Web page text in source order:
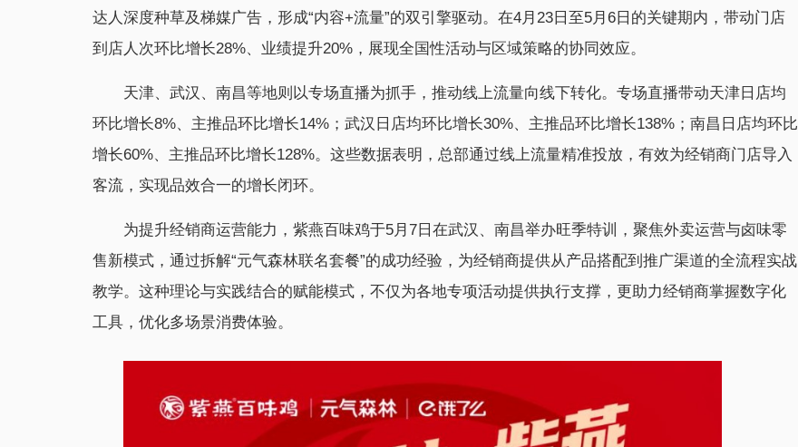
达人深度种草及梯媒广告，形成“内容+流量”的双引擎驱动。在4月23日至5月6日的关键期内，带动门店
到店人次环比增长28%、业绩提升20%，展现全国性活动与区域策略的协同效应。
天津、武汉、南昌等地则以专场直播为抓手，推动线上流量向线下转化。专场直播带动天津日店均
环比增长8%、主推品环比增长14%；武汉日店均环比增长30%、主推品环比增长138%；南昌日店均环比
增长60%、主推品环比增长128%。这些数据表明，总部通过线上流量精准投放，有效为经销商门店导入
客流，实现品效合一的增长闭环。
为提升经销商运营能力，紫燕百味鸡于5月7日在武汉、南昌举办旺季特训，聚焦外卖运营与卤味零
售新模式，通过拆解“元气森林联名套餐”的成功经验，为经销商提供从产品搭配到推广渠道的全流程实战
教学。这种理论与实践结合的赋能模式，不仅为各地专项活动提供执行支撑，更助力经销商掌握数字化
工具，优化多场景消费体验。